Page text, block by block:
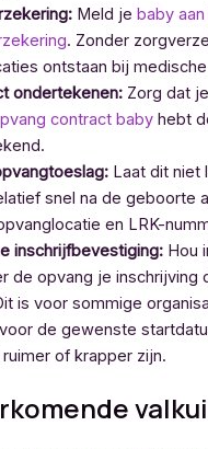
Meld je baby
. Zonder
ontstaan bij
ondertekenen:Zorg dat
contract babyhebt
Laat dit niet
snel na de geboorte
en LRK-
inschrijfbevestiging:Hou
de opvang je inschrijving
is voor sommige
de gewenste
of krapper zijn.